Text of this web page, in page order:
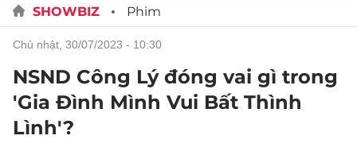
SHOWBIZ Phim
chủ nhật, 30/07/2023 - 10:30
NSND Công Lý đóng vai gì trong
'Gia Đình Mình Vui Bất Thình
Lình'?